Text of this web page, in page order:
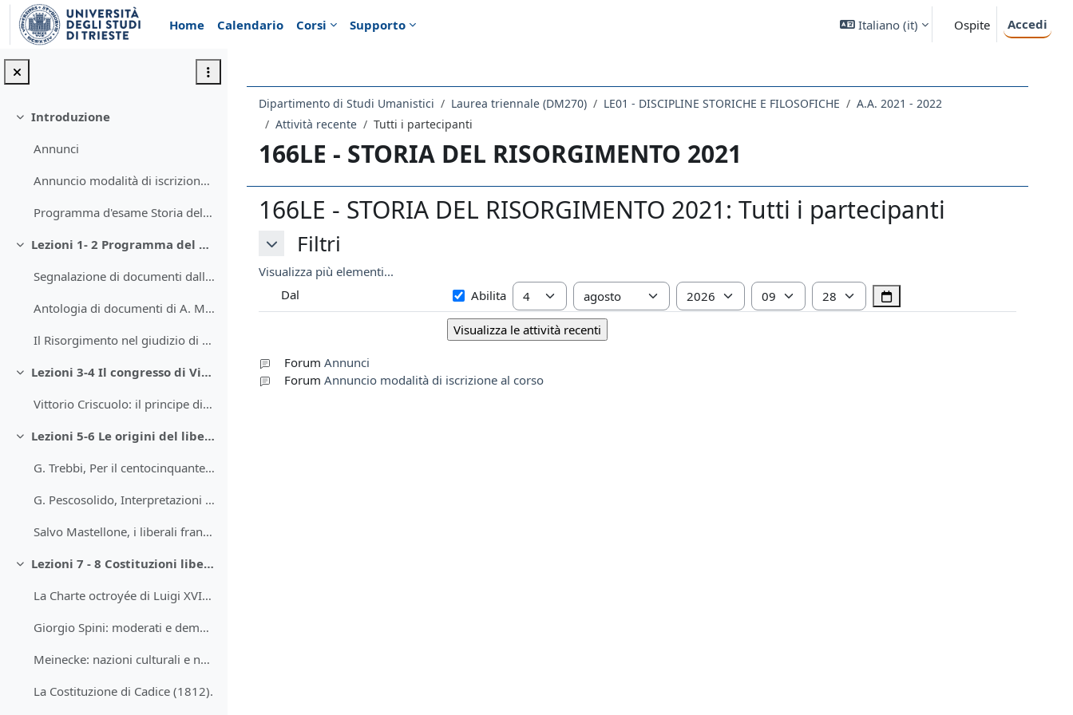
Vai al contenuto principale
Home
Calendario Corsi Supporto Italiano ‎(it)‎ Ospite Accedi
Minimizza
Introduzione
Annunci
Annuncio modalità di iscrizione al corso
Programma d'esame Storia del Risorgimento
Minimizza
Lezioni 1- 2 Programma del corso e prova finale
Segnalazione di documenti dall'antologia di D. Mack Smith
Antologia di documenti di A. M. Banti
Il Risorgimento nel giudizio di un nazionalista, A. Rocco (1913)
Minimizza
Lezioni 3-4 Il congresso di Vienna
Vittorio Criscuolo: il principe di Metternich e il principio dell'equilibrio
Minimizza
Lezioni 5-6 Le origini del liberalismo moderno in Francia e in Italia. La Francia della restaurazione
G. Trebbi, Per il centocinquantesimo anniversario dell'unità d'Italia
G. Pescosolido, Interpretazioni del Risorgimento
Salvo Mastellone, i liberali francesi della Restaurazione
Minimizza
Lezioni 7 - 8 Costituzioni liberali e costituzioni democratiche
La Charte octroyée di Luigi XVIII (1814). Alcuni articoli
Giorgio Spini: moderati e democratici in Spagna e in Italia
Meinecke: nazioni culturali e nazioni territoriali.
La Costituzione di Cadice (1812).
Dipartimento di Studi Umanistici Laurea triennale (DM270) LE01 - DISCIPLINE STORICHE E FILOSOFICHE
A.A. 2021 - 2022
Attività recente
Tutti i partecipanti
166LE - STORIA DEL RISORGIMENTO 2021
166LE - STORIA DEL RISORGIMENTO 2021: Tutti i partecipanti
Filtri
Filtri Filtri
Visualizza più elementi...
Dal
DalAbilita Giorno Mese Anno Ora Minuto
Forum Annunci
Forum Annuncio modalità di iscrizione al corso